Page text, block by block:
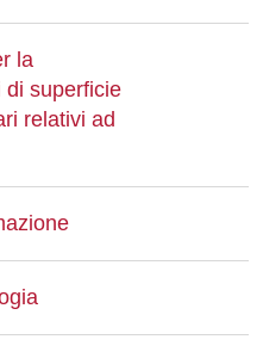
la
di superficie
relativi ad